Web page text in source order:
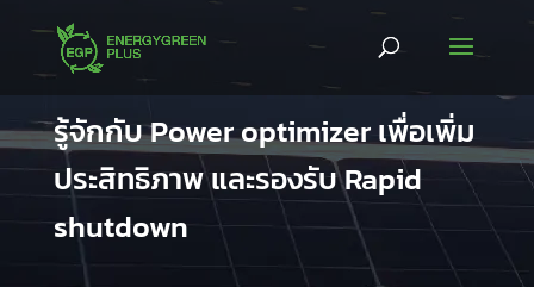
รู้จักกับ Power optimizer เพื่อเพิ่ม
ประสิทธิภาพ และรองรับ Rapid
shutdown